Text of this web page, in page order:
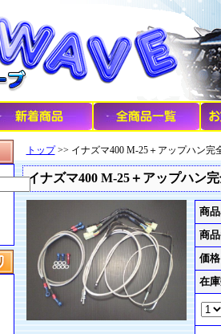
トップ>> イナズマ400 M-25＋アップハン完
イナズマ400 M-25＋アップハン
商
商
価格
在